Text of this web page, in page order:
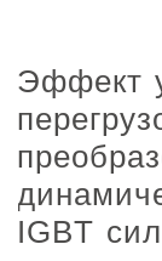
Эффект
IGBT